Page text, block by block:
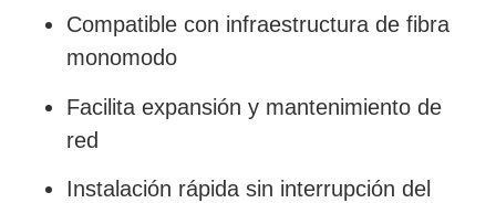
Compatible con infraestructura de fibra
monomodo
Facilita expansión y mantenimiento de
red
Instalación rápida sin interrupción del